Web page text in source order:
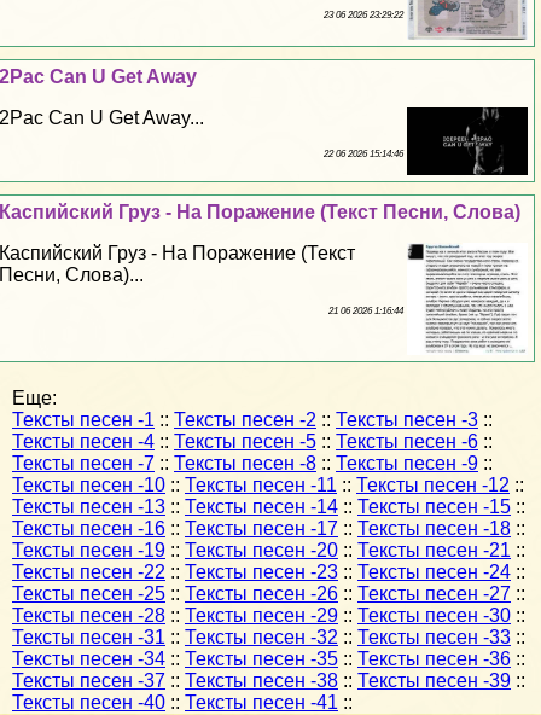
23 06 2026 23:29:22
2Pac Can U Get Away
2Pac Can U Get Away...
22 06 2026 15:14:46
Каспийский Груз - На Поражение (Текст Песни, Слова)
Каспийский Груз - На Поражение (Текст
Песни, Слова)...
21 06 2026 1:16:44
Еще:
Тексты песен -1 :: Тексты песен -2 :: Тексты песен -3 ::
Тексты песен -4 :: Тексты песен -5 :: Тексты песен -6 ::
Тексты песен -7 :: Тексты песен -8 :: Тексты песен -9 ::
Тексты песен -10 :: Тексты песен -11 :: Тексты песен -12 ::
Тексты песен -13 :: Тексты песен -14 :: Тексты песен -15 ::
Тексты песен -16 :: Тексты песен -17 :: Тексты песен -18 ::
Тексты песен -19 :: Тексты песен -20 :: Тексты песен -21 ::
Тексты песен -22 :: Тексты песен -23 :: Тексты песен -24 ::
Тексты песен -25 :: Тексты песен -26 :: Тексты песен -27 ::
Тексты песен -28 :: Тексты песен -29 :: Тексты песен -30 ::
Тексты песен -31 :: Тексты песен -32 :: Тексты песен -33 ::
Тексты песен -34 :: Тексты песен -35 :: Тексты песен -36 ::
Тексты песен -37 :: Тексты песен -38 :: Тексты песен -39 ::
Тексты песен -40 :: Тексты песен -41 ::